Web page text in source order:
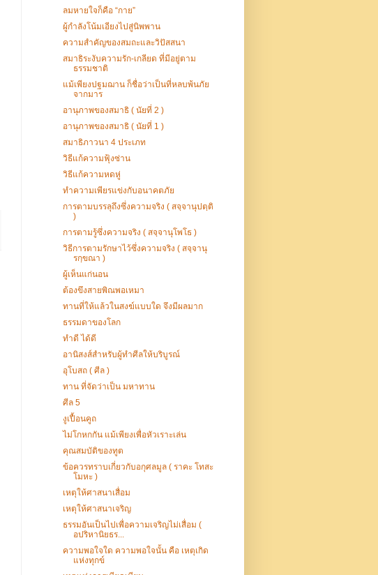
ลมหายใจก็คือ “กาย”
ผู้กำลังโน้มเอียงไปสู่นิพพาน
ความสำคัญของสมถะและวิปัสสนา
สมาธิระงับความรัก-เกลียด ที่มีอยู่ตาม
ธรรมชาติ
แม้เพียงปฐมฌาน ก็ชื่อว่าเป็นที่หลบพ้นภัย
จากมาร
อานุภาพของสมาธิ ( นัยที่ 2 )
อานุภาพของสมาธิ ( นัยที่ 1 )
สมาธิภาวนา 4 ประเภท
วิธีแก้ความฟุ้งซ่าน
วิธีแก้ความหดหู่
ทำความเพียรแข่งกับอนาคตภัย
การตามบรรลุถึงซึ่งความจริง ( สจฺจานุปตฺติ
)
การตามรู้ซึ่งความจริง ( สจฺจานุโพโธ )
วิธีการตามรักษาไว้ซึ่งความจริง ( สจฺจานุ
รกฺขณา )
ผู้เห็นแก่นอน
ต้องขึงสายพิณพอเหมา
ทานที่ให้แล้วในสงฆ์แบบใด จึงมีผลมาก
ธรรมดาของโลก
ทำดี ได้ดี
อานิสงส์สำหรับผู้ทำศีลให้บริบูรณ์
อุโบสถ ( ศีล )
ทาน ที่จัดว่าเป็น มหาทาน
ศีล 5
งูเปื้อนคูถ
ไม่โกหกกัน แม้เพียงเพื่อหัวเราะเล่น
คุณสมบัติของทูต
ข้อควรทราบเกี่ยวกับอกุศลมูล ( ราคะ โทสะ
โมหะ )
เหตุให้ศาสนาเสื่อม
เหตุให้ศาสนาเจริญ
ธรรมอันเป็นไปเพื่อความเจริญไม่เสื่อม (
อปริหานิยธร...
ความพอใจใด ความพอใจนั้น คือ เหตุเกิด
แห่งทุกข์